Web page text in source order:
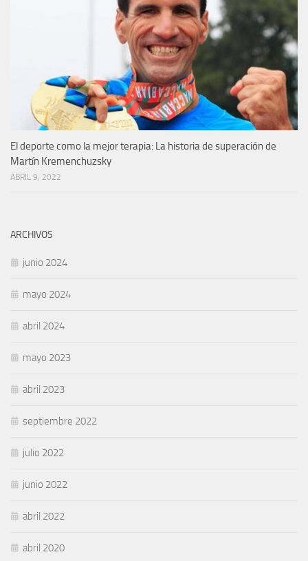
El deporte como la mejor terapia: La historia de superación de
Martín Kremenchuzsky
ABRIL 9, 2022
ARCHIVOS
junio 2024
mayo 2024
abril 2024
mayo 2023
abril 2023
septiembre 2022
julio 2022
junio 2022
abril 2022
abril 2020